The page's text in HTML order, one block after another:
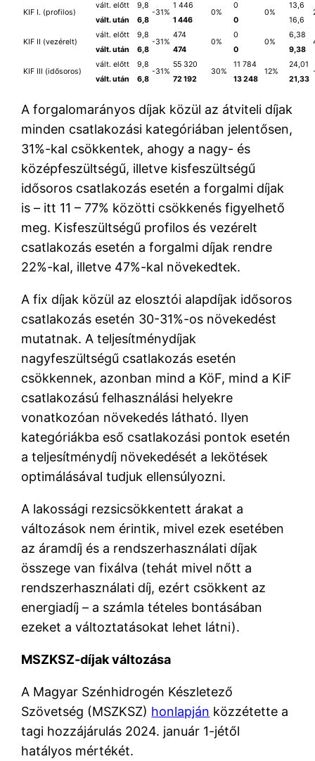
KIF I. (profilos)
vált. előtt 9,8
-31%
1 446
0%
0
0%
13,6
vált. után
6,8 1 446 0 16,6
KIF II (vezérelt)
vált. előtt 9,8
-31%
474
0%
0
0%
6,38
vált. után
6,8 474 0 9,38
KIF III (idősoros)
vált. előtt 9,8
-31%
55 320
30%
11 784
12%
24,01
vált. után
6,8 72 192 13 248 21,33
A forgalomarányos díjak közül az átviteli díjak
minden csatlakozási kategóriában jelentősen,
31%-kal csökkentek, ahogy a nagy- és
középfeszültségű, illetve kisfeszültségű
idősoros csatlakozás esetén a forgalmi díjak
is – itt 11 – 77% közötti csökkenés figyelhető
meg. Kisfeszültségű profilos és vezérelt
csatlakozás esetén a forgalmi díjak rendre
22%-kal, illetve 47%-kal növekedtek.
A fix díjak közül az elosztói alapdíjak idősoros
csatlakozás esetén 30-31%-os növekedést
mutatnak. A teljesítménydíjak
nagyfeszültségű csatlakozás esetén
csökkennek, azonban mind a KöF, mind a KiF
csatlakozású felhasználási helyekre
vonatkozóan növekedés látható. Ilyen
kategóriákba eső csatlakozási pontok esetén
a teljesítménydíj növekedését a lekötések
optimálásával tudjuk ellensúlyozni.
A lakossági rezsicsökkentett árakat a
változások nem érintik, mivel ezek esetében
az áramdíj és a rendszerhasználati díjak
összege van fixálva (tehát mivel nőtt a
rendszerhasználati díj, ezért csökkent az
energiadíj – a számla tételes bontásában
ezeket a változtatásokat lehet látni).
MSZKSZ-díjak változása
A Magyar Szénhidrogén Készletező
Szövetség (MSZKSZ) honlapján közzétette a
tagi hozzájárulás 2024. január 1-jétől
hatályos mértékét.